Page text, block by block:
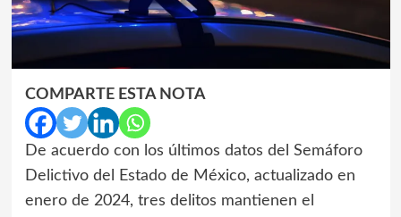
COMPARTE ESTA NOTA
De acuerdo con los últimos datos del Semáforo
Delictivo del Estado de México, actualizado en
enero de 2024, tres delitos mantienen el